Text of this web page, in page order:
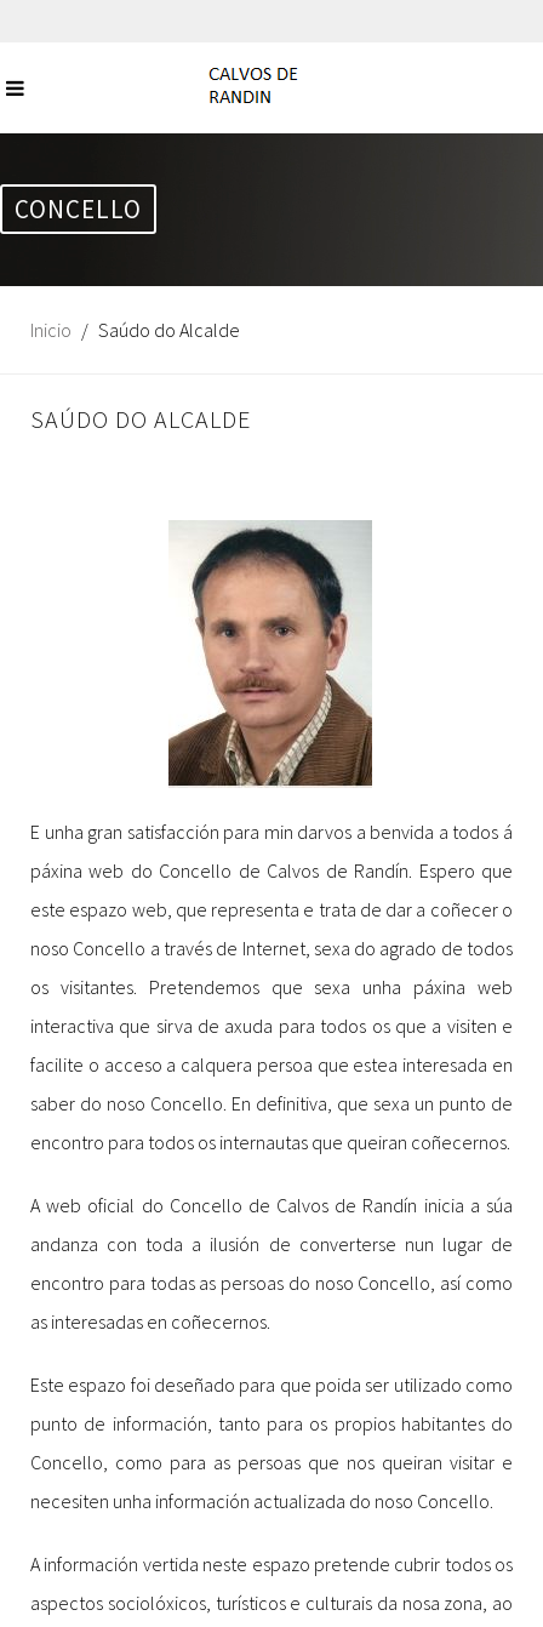
CONCELLO
Inicio Saúdo do Alcalde
SAÚDO DO ALCALDE
E unha gran satisfacción para min darvos a benvida a todos á
páxina web do Concello de Calvos de Randín. Espero que
este espazo web, que representa e trata de dar a coñecer o
noso Concello a través de Internet, sexa do agrado de todos
os visitantes. Pretendemos que sexa unha páxina web
interactiva que sirva de axuda para todos os que a visiten e
facilite o acceso a calquera persoa que estea interesada en
saber do noso Concello. En definitiva, que sexa un punto de
encontro para todos os internautas que queiran coñecernos.
A web oficial do Concello de Calvos de Randín inicia a súa
andanza con toda a ilusión de converterse nun lugar de
encontro para todas as persoas do noso Concello, así como
as interesadas en coñecernos.
Este espazo foi deseñado para que poida ser utilizado como
punto de información, tanto para os propios habitantes do
Concello, como para as persoas que nos queiran visitar e
necesiten unha información actualizada do noso Concello.
A información vertida neste espazo pretende cubrir todos os
aspectos sociolóxicos, turísticos e culturais da nosa zona, ao